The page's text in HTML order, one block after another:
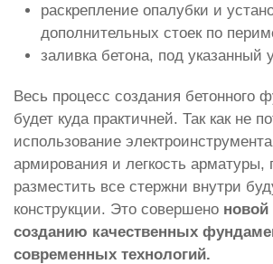
раскрепление опалубки и
дополнительных стоек по
заливка бетона, под указанный
Весь процесс создания бетонного
будет куда практичней. Так как не
использование
армирования и легкость арматуры,
разместить все стержни внутри
конструкции. Это совершено новой
созданию качественных
современных технологий.